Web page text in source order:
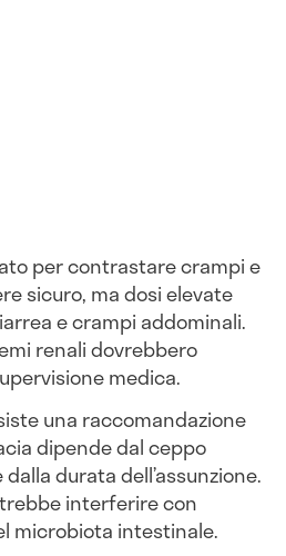
per contrastare crampi e
sicuro, ma dosi elevate
e crampi addominali.
renali dovrebbero
medica.
una raccomandazione
dipende dal ceppo
durata dell’assunzione.
interferire con
microbiota intestinale.